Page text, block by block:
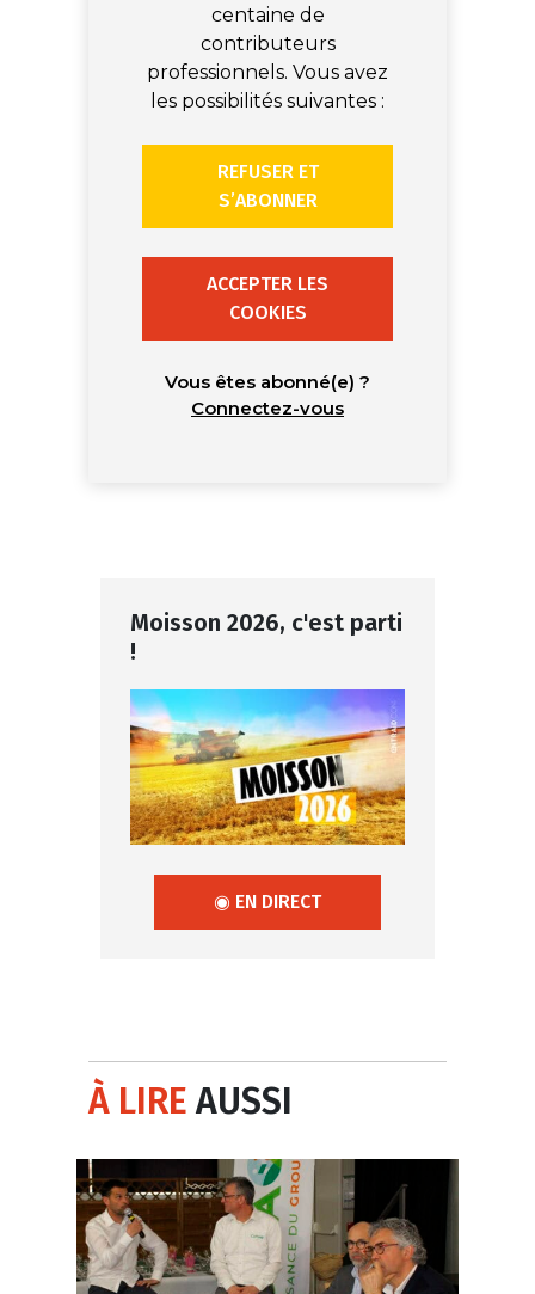
centaine de
contributeurs
professionnels. Vous avez
les possibilités suivantes :
REFUSER ET
S’ABONNER
ACCEPTER LES
COOKIES
Vous êtes abonné(e) ?
Connectez-vous
Moisson 2026, c'est parti
!
◉ EN DIRECT
À LIREAUSSI